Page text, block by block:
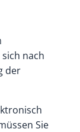
nach
der
Sie